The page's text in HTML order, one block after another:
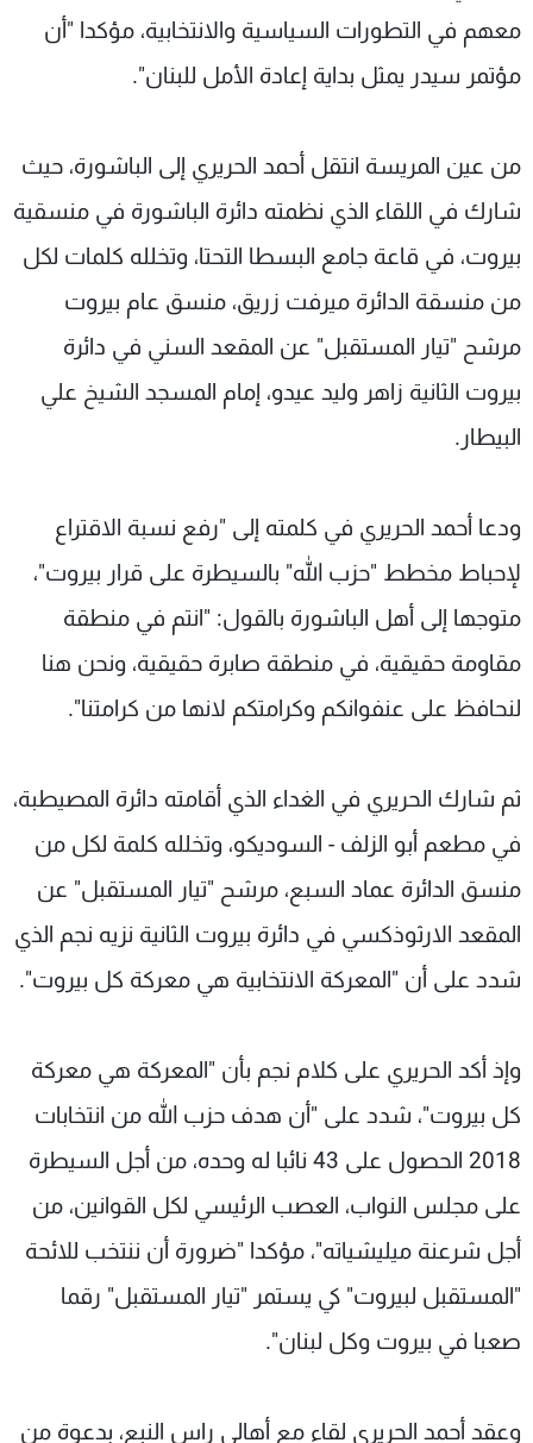
معهم في التطورات السياسية والانتخابية، مؤكدا "أن
مؤتمر سيدر يمثل بداية إعادة الأمل للبنان".
من عين المريسة انتقل أحمد الحريري إلى الباشورة، حيث
شارك في اللقاء الذي نظمته دائرة الباشورة في منسقية
بيروت، في قاعة جامع البسطا التحتا، وتخلله كلمات لكل
من منسقة الدائرة ميرفت زريق، منسق عام بيروت
مرشح "تيار المستقبل" عن المقعد السني في دائرة
بيروت الثانية زاهر وليد عيدو، إمام المسجد الشيخ علي
البيطار.
ودعا أحمد الحريري في كلمته إلى "رفع نسبة الاقتراع
لإحباط مخطط "حزب الله" بالسيطرة على قرار بيروت"،
متوجها إلى أهل الباشورة بالقول: "انتم في منطقة
مقاومة حقيقية، في منطقة صابرة حقيقية، ونحن هنا
لنحافظ على عنفوانكم وكرامتكم لانها من كرامتنا".
ثم شارك الحريري في الغداء الذي أقامته دائرة المصيطبة،
في مطعم أبو الزلف - السوديكو، وتخلله كلمة لكل من
منسق الدائرة عماد السبع، مرشح "تيار المستقبل" عن
المقعد الارثوذكسي في دائرة بيروت الثانية نزيه نجم الذي
شدد على أن "المعركة الانتخابية هي معركة كل بيروت".
وإذ أكد الحريري على كلام نجم بأن "المعركة هي معركة
كل بيروت"، شدد على "أن هدف حزب الله من انتخابات
2018 الحصول على 43 نائبا له وحده، من أجل السيطرة
على مجلس النواب، العصب الرئيسي لكل القوانين، من
أجل شرعنة ميليشياته"، مؤكدا "ضرورة أن ننتخب للائحة
"المستقبل لبيروت" كي يستمر "تيار المستقبل" رقما
صعبا في بيروت وكل لبنان".
وعقد أحمد الحريري لقاء مع أهالي راس النبع، بدعوة من